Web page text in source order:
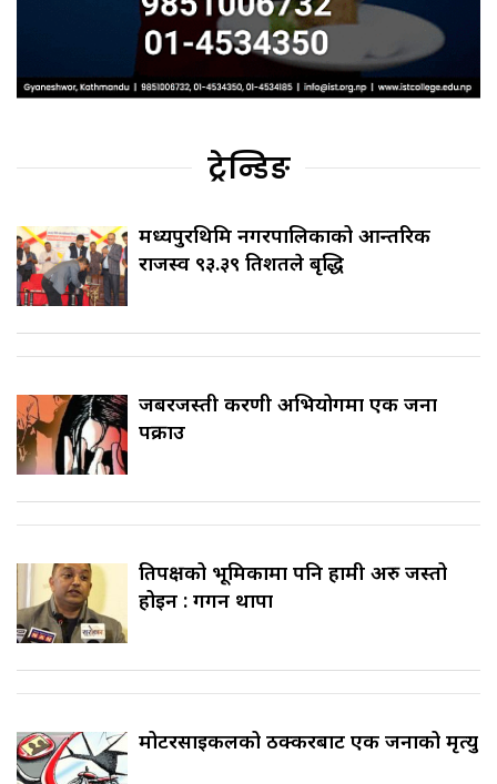
ट्रेन्डिङ
मध्यपुरथिमि नगरपालिकाको आन्तरिक
राजस्व ९३.३९ प्रतिशतले बृद्धि
जबरजस्ती करणी अभियोगमा एक जना
पक्राउ
प्रतिपक्षको भूमिकामा पनि हामी अरु जस्तो
होइन : गगन थापा
मोटरसाइकलको ठक्करबाट एक जनाको मृत्यु